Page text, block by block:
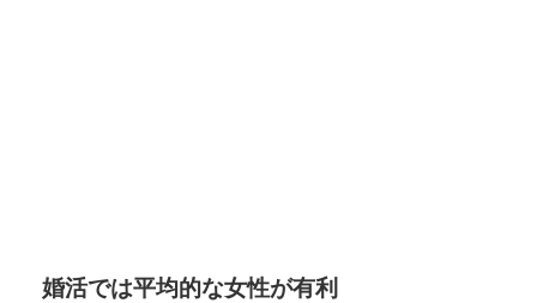
婚活では平均的な女性が有利